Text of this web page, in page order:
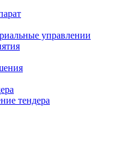
управлении
тендера